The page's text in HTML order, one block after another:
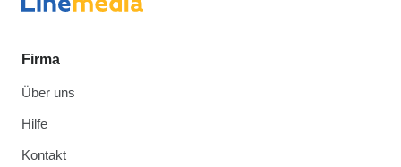
Firma
Über uns
Hilfe
Kontakt